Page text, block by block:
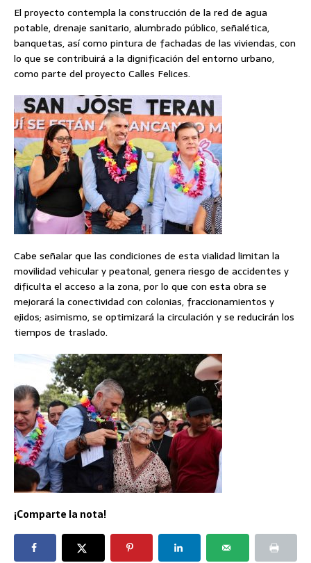
El proyecto contempla la construcción de la red de agua
potable, drenaje sanitario, alumbrado público, señalética,
banquetas, así como pintura de fachadas de las viviendas, con
lo que se contribuirá a la dignificación del entorno urbano,
como parte del proyecto Calles Felices.
Cabe señalar que las condiciones de esta vialidad limitan la
movilidad vehicular y peatonal, genera riesgo de accidentes y
dificulta el acceso a la zona, por lo que con esta obra se
mejorará la conectividad con colonias, fraccionamientos y
ejidos; asimismo, se optimizará la circulación y se reducirán los
tiempos de traslado.
¡Comparte la nota!